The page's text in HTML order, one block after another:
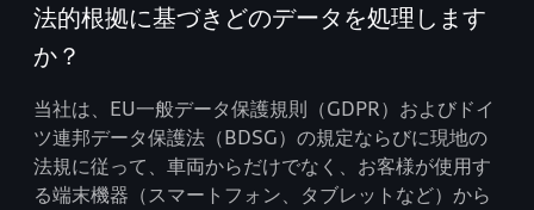
法的根拠に基づきどのデータを処理します
か？
当社は、EU一般データ保護規則（GDPR）およびドイ
ツ連邦データ保護法（BDSG）の規定ならびに現地の
法規に従って、車両からだけでなく、お客様が使用す
る端末機器（スマートフォン、タブレットなど）から